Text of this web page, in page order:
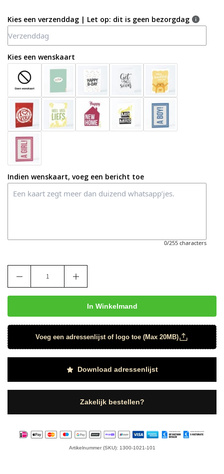
Kies een verzenddag | Let op: dit is geen bezorgdag
Kies een wenskaart
Indien wenskaart, voeg een bericht toe
0/255 characters
In Winkelmand
Voeg een adressenlijst of logo toe (Max 20MB)
Download adressenlijst
Zakelijk bestellen?
Artikelnummer (SKU): 1300-1021-101